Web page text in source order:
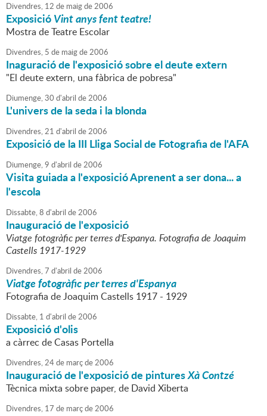
Divendres, 12 de maigde2006
ExposicióVint anys fent teatre!
Mostra de Teatre Escolar
Divendres, 5 de maigde2006
Inaguració de l'exposició sobre el deute extern
"El deute extern, una fàbrica de pobresa"
Diumenge,30 d'abril de2006
L'univers de la seda i la blonda
Divendres,21 d'abril de2006
Exposició de la III Lliga Social de Fotografia de l'AFA
Diumenge,9 d'abril de2006
Visita guiada a l'exposició Aprenent a ser dona... a
l'escola
Dissabte,8 d'abril de2006
Inauguració de l'exposició
Viatge fotogràfic per terres d'Espanya. Fotografia de Joaquim
Castells 1917-1929
Divendres,7 d'abril de2006
Viatge fotogràfic per terres d'Espanya
Fotografia de Joaquim Castells 1917 - 1929
Dissabte, 1 d'abril de2006
Exposició d'olis
a càrrec de Casas Portella
Divendres,24de marçde2006
Inauguració de l'exposició de pinturesXà Contzé
Tècnica mixta sobre paper, de David Xiberta
Divendres, 17 de marçde2006